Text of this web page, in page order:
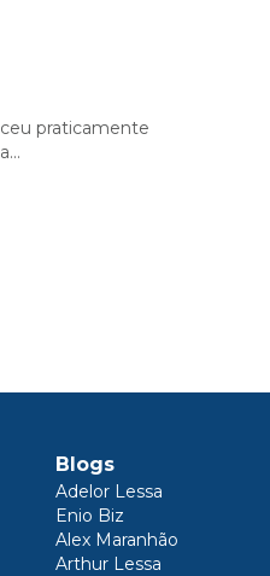
praticamente
Blogs
Adelor Lessa
Enio Biz
Alex Maranhão
Arthur Lessa